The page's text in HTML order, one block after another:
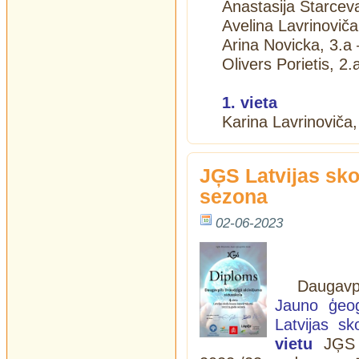
Anastasija
Avelina
Arina Novicka, 3.a
Olivers Porietis,
1. vieta
Karina
JĢS Latvijas
sezona
02-06-2023
Jauno
Latvijas
vietu